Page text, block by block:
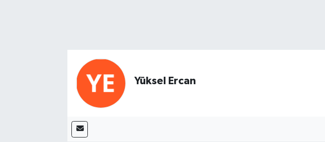
Yüksel Ercan
Tüm Manşetler
Son Dakika Haberleri